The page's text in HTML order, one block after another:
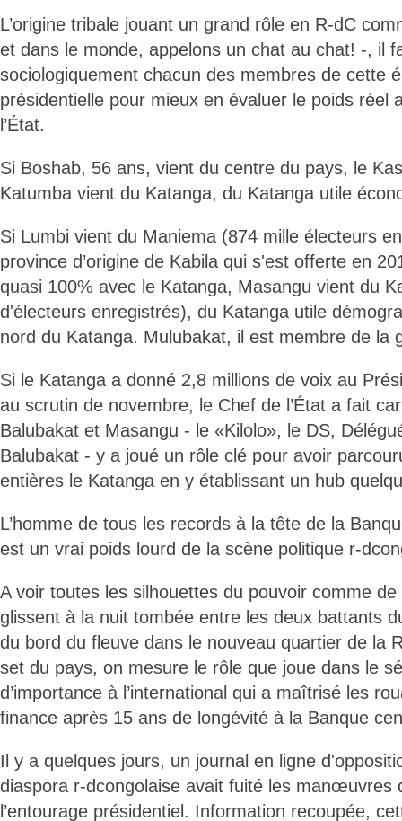
L’origine tribale jouant un grand rôle en R-dC
et dans le monde, appelons un chat au chat! -, il
sociologiquement chacun des membres de cette
présidentielle pour mieux en évaluer le poids réel
l’État.
Si Boshab, 56 ans, vient du centre du pays, le
Katumba vient du Katanga, du Katanga utile
Si Lumbi vient du Maniema (874 mille électeurs
province d’origine de Kabila qui s'est offerte en
quasi 100% avec le Katanga, Masangu vient du
d'électeurs enregistrés), du Katanga utile
nord du Katanga. Mulubakat, il est membre de la
Si le Katanga a donné 2,8 millions de voix au
au scrutin de novembre, le Chef de l’État a fait
Balubakat et Masangu - le «Kilolo», le DS,
Balubakat - y a joué un rôle clé pour avoir
entières le Katanga en y établissant un hub
L’homme de tous les records à la tête de la
est un vrai poids lourd de la scène politique r-
A voir toutes les silhouettes du pouvoir comme de
glissent à la nuit tombée entre les deux battants
du bord du fleuve dans le nouveau quartier de la
set du pays, on mesure le rôle que joue dans le
d’importance à l’international qui a maîtrisé les
finance après 15 ans de longévité à la Banque
Il y a quelques jours, un journal en ligne
diaspora r-dcongolaise avait fuité les manœuvres
l’entourage présidentiel. Information recoupée,